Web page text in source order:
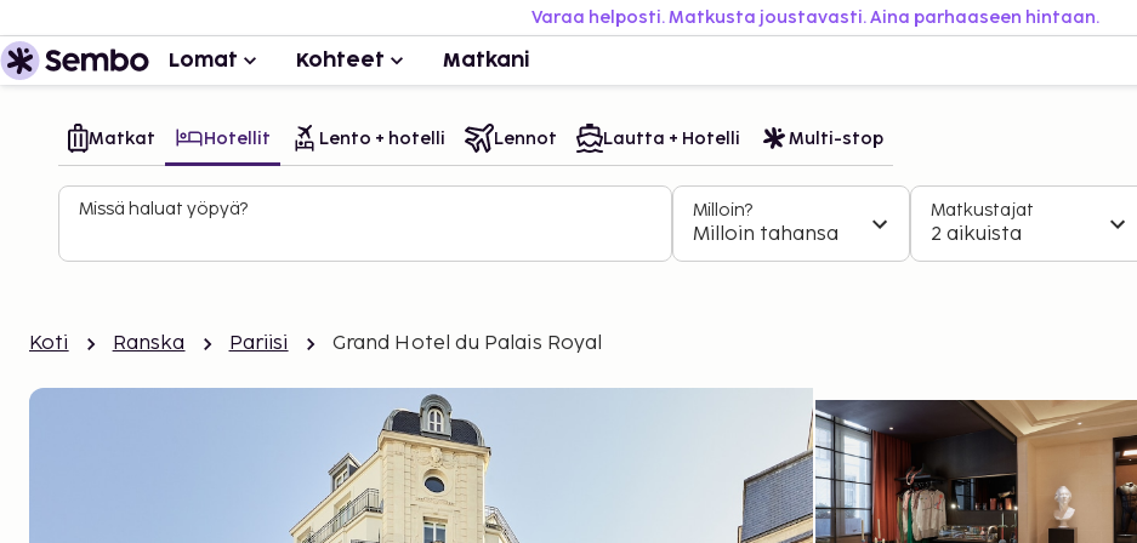
Varaa helposti. Matkusta joustavasti. Aina parhaaseen hintaan.
Lomat Kohteet Matkani
Matkat Hotellit Lento + hotelli Lennot Lautta + Hotelli Multi-stop
Missä haluat yöpyä? Milloin?
Milloin tahansa
Matkustajat
2 aikuista
Koti Ranska Pariisi Grand Hotel du Palais Royal